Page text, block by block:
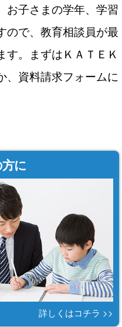
お子さまの学年、学習
ので、教育相談員が最
す。まずはＫＡＴＥＫ
、資料請求フォームに
に
詳しくはコチラ >>